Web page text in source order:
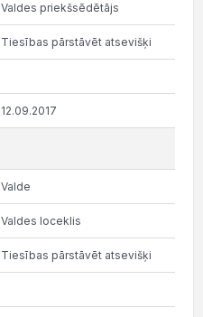
Valdes priekšsēdētājs
Tiesības pārstāvēt atsevišķi
12.09.2017
Valde
Valdes loceklis
Tiesības pārstāvēt atsevišķi